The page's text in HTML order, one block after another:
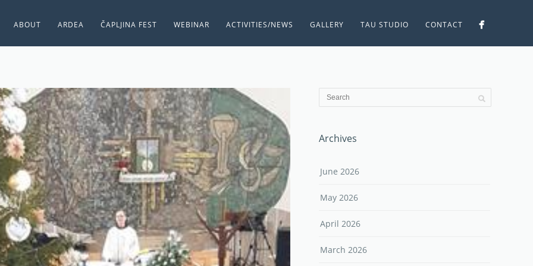
ABOUT ARDEA ČAPLJINA FEST WEBINAR ACTIVITIES/NEWS GALLERY TAU STUDIO CONTACT
Archives
June 2026
May 2026
April 2026
March 2026